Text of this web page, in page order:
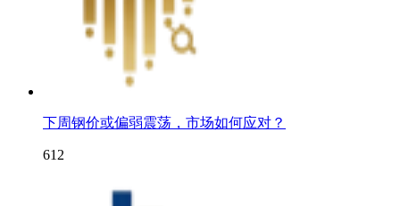
下周钢价或偏弱震荡，市场如何应对？
612